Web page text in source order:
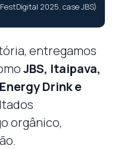
2025, case JBS)
entregamos
JBS, Itaipava,
Drink e
orgânico,